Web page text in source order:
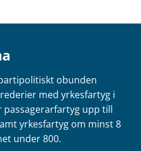
obunden
med yrkesfartyg i
passagerarfartyg upp till
yrkesfartyg om minst 8
under 800.